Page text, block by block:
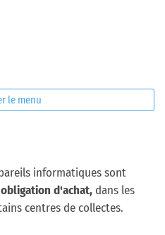
le menu
informatiques sont
d'achat, dans les
centres de collectes.